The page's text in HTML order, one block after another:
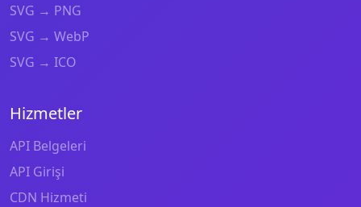
SVG → PNG
SVG → WebP
SVG → ICO
Hizmetler
API Belgeleri
API Girişi
CDN Hizmeti